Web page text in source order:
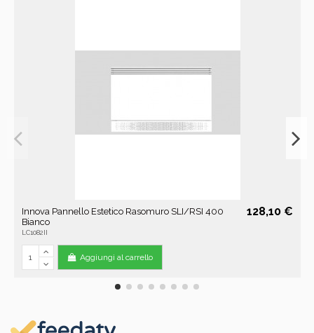
Innova Pannello Estetico Rasomuro SLI/RSI 400
Bianco
LC1082II
128,10 €
Aggiungi al carrello